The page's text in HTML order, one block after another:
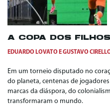
A COPA DOS
EDUARDO LOVATO EGUSTAVO
Em um torneio disputado no
do planeta, centenas de
marcas da diáspora, do
transformaram o mundo.